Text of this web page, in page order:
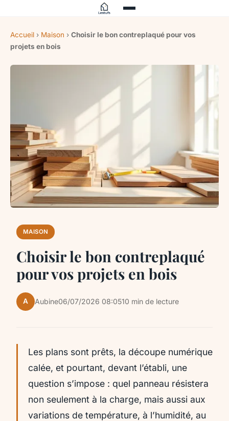
Accueil › Maison › Choisir le bon contreplaqué pour vos
projets en bois
MAISON
Choisir le bon contreplaqué
pour vos projets en bois
A Aubine06/07/2026 08:0510 min de lecture
Les plans sont prêts, la découpe numérique
calée, et pourtant, devant l’établi, une
question s’impose : quel panneau résistera
non seulement à la charge, mais aussi aux
variations de température, à l’humidité, au